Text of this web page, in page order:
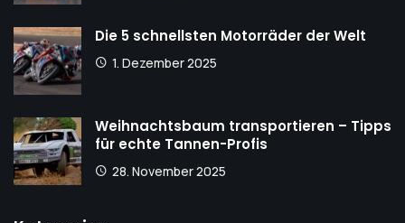
Die 5 schnellsten Motorräder der Welt
1. Dezember 2025
Weihnachtsbaum transportieren – Tipps
für echte Tannen-Profis
28. November 2025